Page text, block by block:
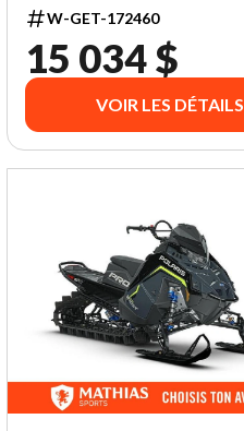
W-GET-172460
15 034 $
VOIR LES DÉTAILS